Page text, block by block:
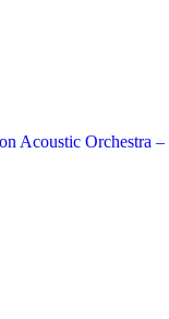
Acoustic Orchestra –